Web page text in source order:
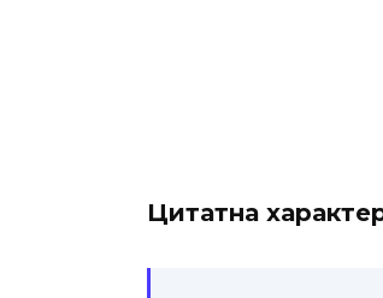
Цитатна